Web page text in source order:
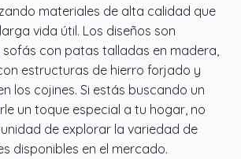
materiales de alta calidad que
vida útil. Los diseños son
con patas talladas en madera,
estructuras de hierro forjado y
los cojines. Si estás buscando un
un toque especial a tu hogar, no
de explorar la variedad de
disponibles en el mercado.